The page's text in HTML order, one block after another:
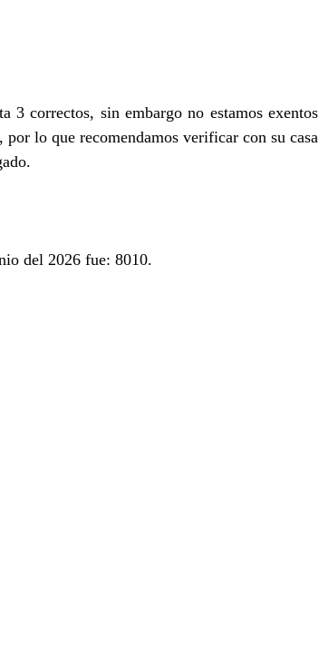
3 correctos, sin embargo no estamos exentos
lo que recomendamos verificar con su casa
del 2026 fue: 8010.